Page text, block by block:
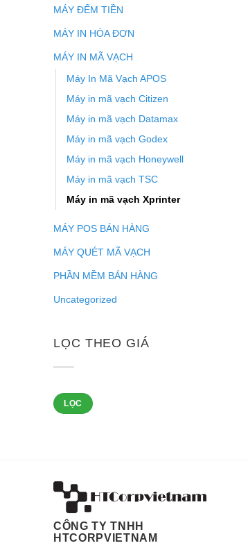
MÁY ĐẾM TIỀN
MÁY IN HÓA ĐƠN
MÁY IN MÃ VẠCH
Máy In Mã Vạch APOS
Máy in mã vạch Citizen
Máy in mã vạch Datamax
Máy in mã vạch Godex
Máy in mã vạch Honeywell
Máy in mã vạch TSC
Máy in mã vạch Xprinter
MÁY POS BÁN HÀNG
MÁY QUÉT MÃ VẠCH
PHẦN MỀM BÁN HÀNG
Uncategorized
LỌC THEO GIÁ
Giá
thấp
nhất
Giá
cao
nhất
LỌC
CÔNG TY TNHH
HTCORPVIETNAM